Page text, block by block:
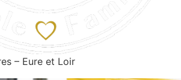
– Eure et Loir